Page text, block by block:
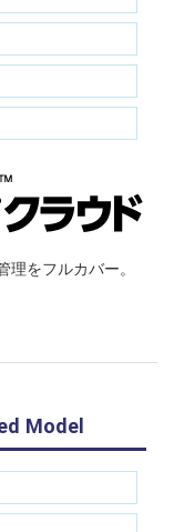
をフルカバー。
Model